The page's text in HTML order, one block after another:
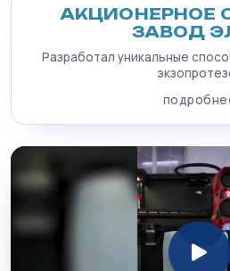
АКЦИОНЕРНОЕ
ЗАВОД
Разработал уникальные